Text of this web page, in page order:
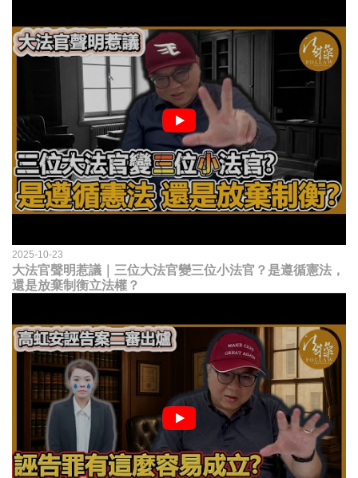
2025-10-23
大法官聲明惹議｜三位大法官變三位小法官？是遵循憲法，
還是放棄制衡立法權？